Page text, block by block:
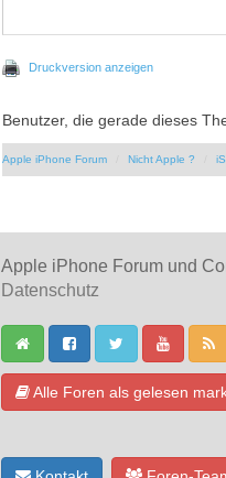
Druckversion anzeigen
Benutzer, die gerade dieses
Apple iPhone Forum Nicht Apple ?
Apple iPhone Forum und
Datenschutz
Alle Foren als gelesen